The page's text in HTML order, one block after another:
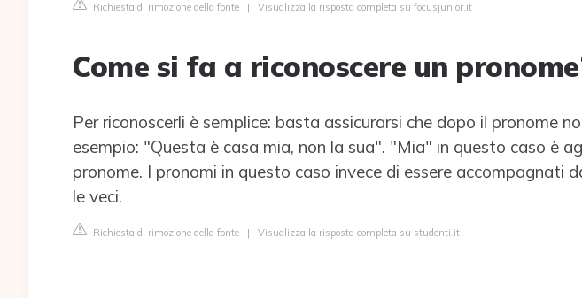
Richiesta di rimozione della fonte | Visualizza la risposta completa su focusjunior.it
Come si fa a riconoscere un
Per riconoscerli è semplice: basta assicurarsi che dopo il pronome
esempio: "Questa è casa mia, non la sua". "Mia" in questo caso è
pronome. I pronomi in questo caso invece di essere accompagnati
le veci.
Richiesta di rimozione della fonte | Visualizza la risposta completa su studenti.it